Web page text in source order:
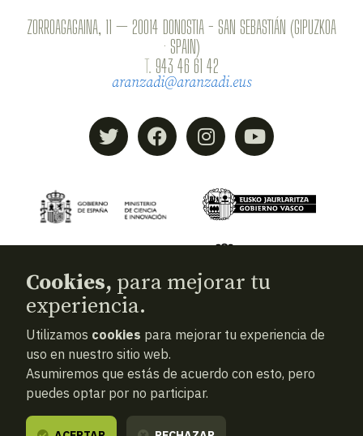
ZORROAGAGAINA, 11 — 20014 DONOSTIA - SAN SEBASTIÁN (GIPUZKOA
· SPAIN)
T. 943 46 61 42
aranzadi@aranzadi.eus
© 2026Aranzadi — Zientzia elkartea
Términos y condiciones
Política de privacidad
Cookies, para mejorar tu
experiencia.
Utilizamos cookies para mejorar tu experiencia de
uso en nuestro sitio web.
Asumiremos que estás de acuerdo con esto, pero
puedes optar por no participar.